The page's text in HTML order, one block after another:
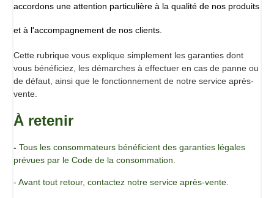
accordons une attention particulière à la qualité de nos produits
et à l'accompagnement de nos clients.
Cette rubrique vous explique simplement les garanties dont
vous bénéficiez, les démarches à effectuer en cas de panne ou
de défaut, ainsi que le fonctionnement de notre service après-
vente.
À retenir
- Tous les consommateurs bénéficient des garanties légales
prévues par le Code de la consommation.
- Avant tout retour, contactez notre service après-vente.